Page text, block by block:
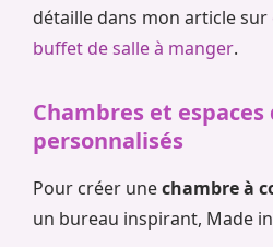
détaille dans mon article sur
buffet de salle à manger.
Chambres et
personnalisés
Pour créer unechambre à
un bureau inspirant, Made